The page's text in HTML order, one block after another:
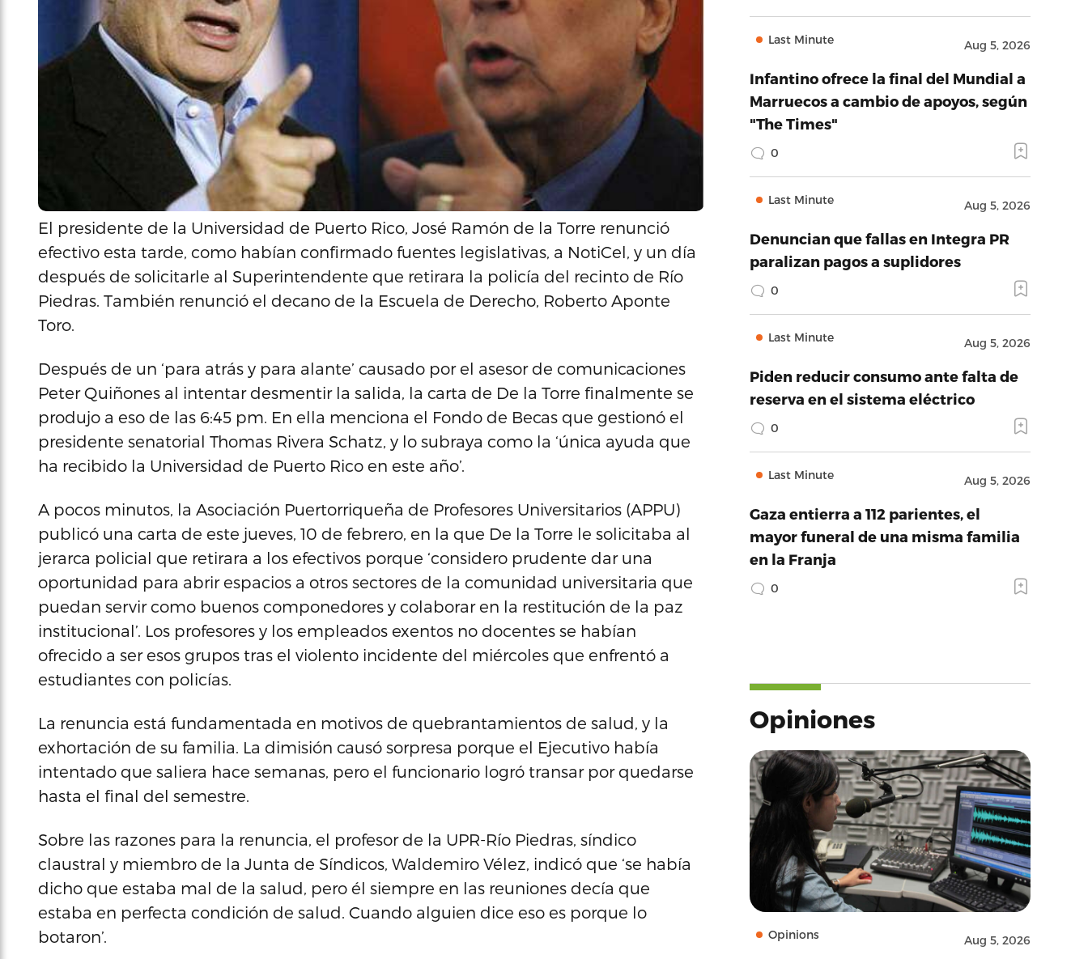
El presidente de la Universidad de Puerto Rico, José Ramón de la Torre renunció
efectivo esta tarde, como habían confirmado fuentes legislativas, a NotiCel, y un día
después de solicitarle al Superintendente que retirara la policía del recinto de Río
Piedras. También renunció el decano de la Escuela de Derecho, Roberto Aponte
Toro.
Después de un ‘para atrás y para alante’ causado por el asesor de comunicaciones
Peter Quiñones al intentar desmentir la salida, la carta de De la Torre finalmente se
produjo a eso de las 6:45 pm. En ella menciona el Fondo de Becas que gestionó el
presidente senatorial Thomas Rivera Schatz, y lo subraya como la ‘única ayuda que
ha recibido la Universidad de Puerto Rico en este año’.
A pocos minutos, la Asociación Puertorriqueña de Profesores Universitarios (APPU)
publicó una carta de este jueves, 10 de febrero, en la que De la Torre le solicitaba al
jerarca policial que retirara a los efectivos porque ‘considero prudente dar una
oportunidad para abrir espacios a otros sectores de la comunidad universitaria que
puedan servir como buenos componedores y colaborar en la restitución de la paz
institucional’. Los profesores y los empleados exentos no docentes se habían
ofrecido a ser esos grupos tras el violento incidente del miércoles que enfrentó a
estudiantes con policías.
La renuncia está fundamentada en motivos de quebrantamientos de salud, y la
exhortación de su familia. La dimisión causó sorpresa porque el Ejecutivo había
intentado que saliera hace semanas, pero el funcionario logró transar por quedarse
hasta el final del semestre.
Sobre las razones para la renuncia, el profesor de la UPR-Río Piedras, síndico
claustral y miembro de la Junta de Síndicos, Waldemiro Vélez, indicó que ‘se había
dicho que estaba mal de la salud, pero él siempre en las reuniones decía que
estaba en perfecta condición de salud. Cuando alguien dice eso es porque lo
botaron’.
Last Minute Aug 5, 2026
Infantino ofrece la final del Mundial a
Marruecos a cambio de apoyos, según
"The Times"
0
Last Minute Aug 5, 2026
Denuncian que fallas en Integra PR
paralizan pagos a suplidores
0
Last Minute Aug 5, 2026
Piden reducir consumo ante falta de
reserva en el sistema eléctrico
0
Last Minute Aug 5, 2026
Gaza entierra a 112 parientes, el
mayor funeral de una misma familia
en la Franja
0
Opiniones
Opinions Aug 5, 2026